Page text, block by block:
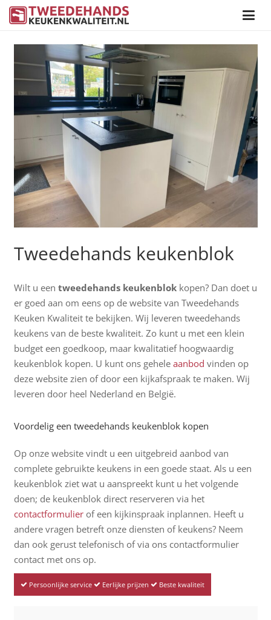
Tweedehands keukenblok
Wilt u een tweedehands keukenblok kopen? Dan doet u
er goed aan om eens op de website van Tweedehands
Keuken Kwaliteit te bekijken. Wij leveren tweedehands
keukens van de beste kwaliteit. Zo kunt u met een klein
budget een goedkoop, maar kwalitatief hoogwaardig
keukenblok kopen. U kunt ons gehele aanbod vinden op
deze website zien of door een kijkafspraak te maken. Wij
leveren door heel Nederland en België.
Voordelig een tweedehands keukenblok kopen
Op onze website vindt u een uitgebreid aanbod van
complete gebruikte keukens in een goede staat. Als u een
keukenblok ziet wat u aanspreekt kunt u het volgende
doen; de keukenblok direct reserveren via het
contactformulierof een kijkinspraak inplannen. Heeft u
andere vragen betreft onze diensten of keukens? Neem
dan ook gerust telefonisch of via ons contactformulier
contact met ons op.
Persoonlijke service Eerlijke prijzen Beste kwaliteit